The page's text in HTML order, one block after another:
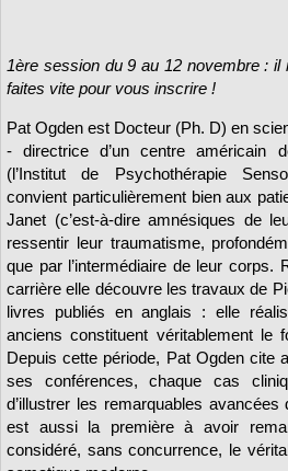
1ère session du 9 au 12 novembre : il
faites vite pour vous inscrire !
Pat Ogden est Docteur (Ph. D) en
- directrice d’un centre américain
(l’Institut de Psychothérapie
convient particulièrement bien aux
Janet (c’est-à-dire amnésiques de
ressentir leur traumatisme,
que par l’intermédiaire de leur corps.
carrière elle découvre les travaux de
livres publiés en anglais : elle
anciens constituent véritablement le
Depuis cette période, Pat Ogden cite
ses conférences, chaque cas
d’illustrer les remarquables
est aussi la première à avoir
considéré, sans concurrence, le